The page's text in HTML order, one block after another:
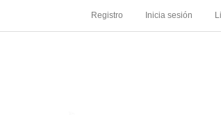
Registro Inicia sesión